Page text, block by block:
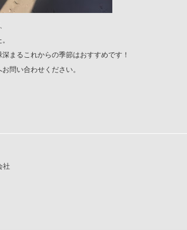
まるこれからの季節はおすすめです！
問い合わせください。
社